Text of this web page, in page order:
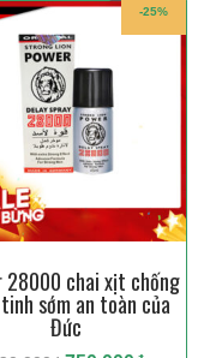
-25%
28000 chai xịt chống
sớm an toàn của
Đức